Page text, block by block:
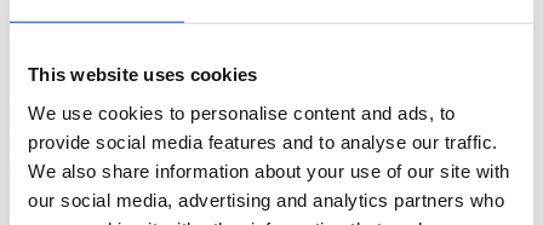
This website uses cookies
We use cookies to personalise content and ads, to
provide social media features and to analyse our traffic.
We also share information about your use of our site with
our social media, advertising and analytics partners who
haben Zugriff auf Athletenbiographien und Informationen zu
beantragen, die Grundregeln des Rennrodelsports einsehen und
>> Weiter